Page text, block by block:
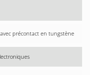
précontact en tungstène